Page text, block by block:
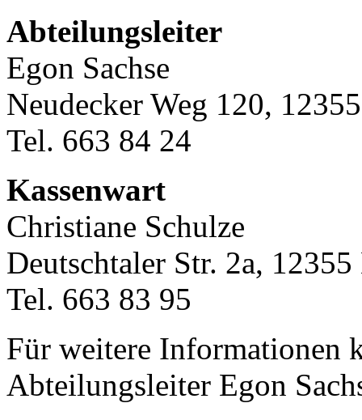
Abteilungsleiter
Egon Sachse
Neudecker Weg 120,
Tel. 663 84 24
Kassenwart
Christiane Schulze
Deutschtaler Str. 2a,
Tel. 663 83 95
Für weitere Informationen
Abteilungsleiter Egon